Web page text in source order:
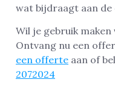
wat bijdraagt aan de
Wil je gebruik maken
Ontvang nu een
een offerte aan of
2072024